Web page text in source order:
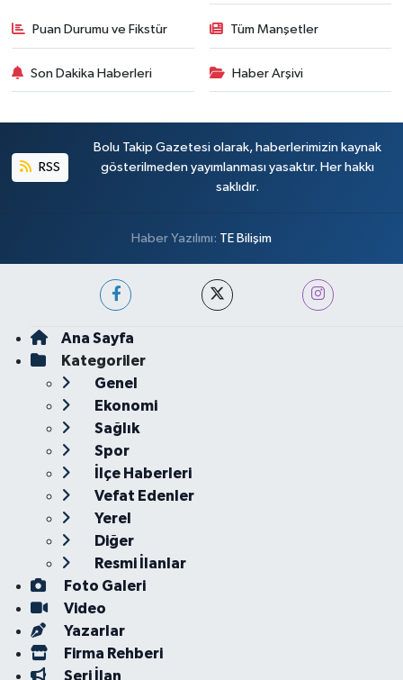
Puan Durumu ve Fikstür Tüm Manşetler
Son Dakika Haberleri Haber Arşivi
RSS
Bolu Takip Gazetesi olarak, haberlerimizin kaynak
gösterilmeden yayımlanması yasaktır. Her hakkı
saklıdır.
Haber Yazılımı: TE Bilişim
Ana Sayfa
Kategoriler
Genel
Ekonomi
Sağlık
Spor
İlçe Haberleri
Vefat Edenler
Yerel
Diğer
Resmi İlanlar
Foto Galeri
Video
Yazarlar
Firma Rehberi
Seri İlan